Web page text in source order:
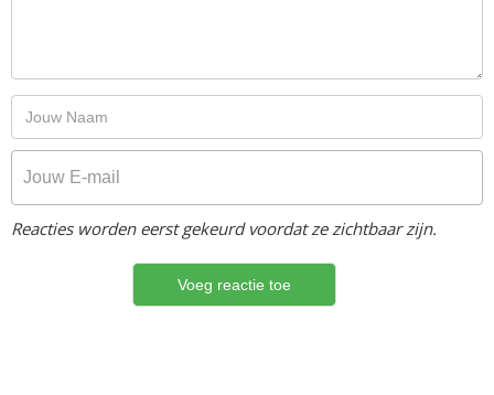
Reacties worden eerst gekeurd voordat ze zichtbaar zijn.